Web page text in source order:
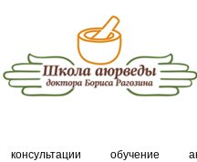
консультации обучение